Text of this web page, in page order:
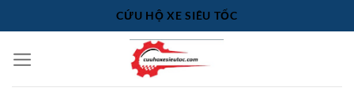
qua
dung
CỨU HỘ XE SIÊU TỐC